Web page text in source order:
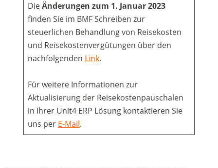
DieÄnderungen zum 1. Januar 2023
finden Sie im BMF Schreiben zur
steuerlichen Behandlung von Reisekosten
und Reisekostenvergütungen über den
nachfolgenden Link.
Für weitere Informationen zur
Aktualisierung der Reisekostenpauschalen
in Ihrer Unit4 ERP Lösung kontaktieren Sie
uns per E-Mail.